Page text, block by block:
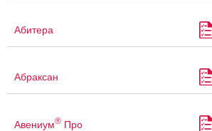
Абитера
Абраксан
Авениум® Про